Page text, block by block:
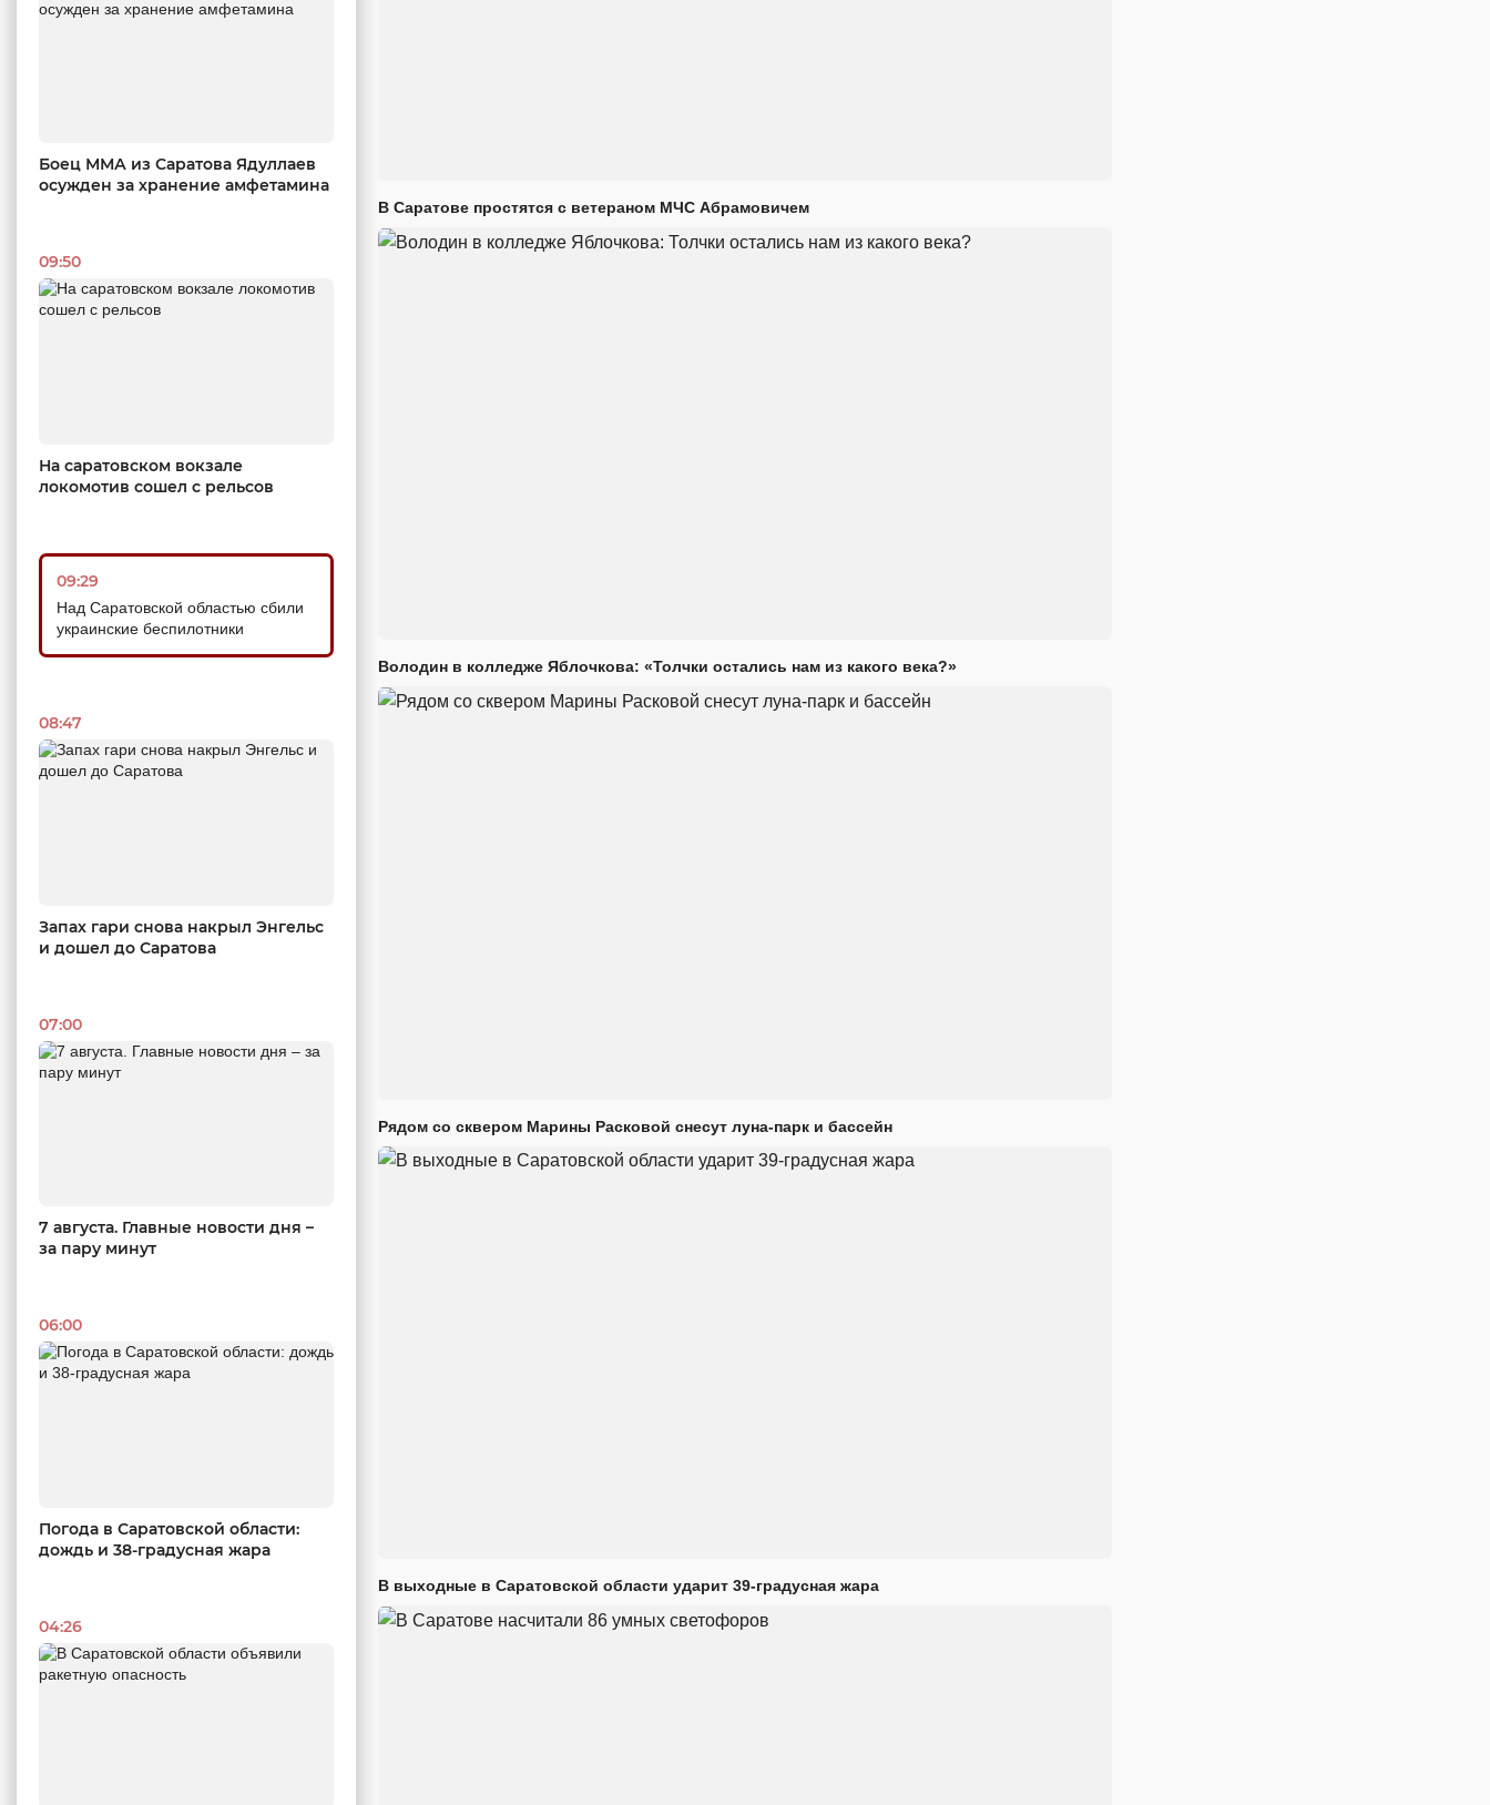
Боец ММА из Саратова Ядуллаев
осужден за хранение амфетамина
09:50
На саратовском вокзале
локомотив сошел с рельсов
09:29
Над Саратовской областью сбили
украинские беспилотники
08:47
Запах гари снова накрыл Энгельс
и дошел до Саратова
07:00
7 августа. Главные новости дня –
за пару минут
06:00
Погода в Саратовской области:
дождь и 38-градусная жара
04:26
В Саратове простятся с ветераном МЧС Абрамовичем
Володин в колледже Яблочкова: «Толчки остались нам из какого века?»
Рядом со сквером Марины Расковой снесут луна-парк и бассейн
В выходные в Саратовской области ударит 39-градусная жара